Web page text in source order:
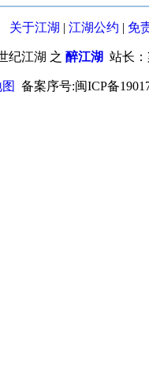
关于江湖 | 江湖公约 | 免
纪江湖 之 醉江湖 站长
备案序号:闽ICP备